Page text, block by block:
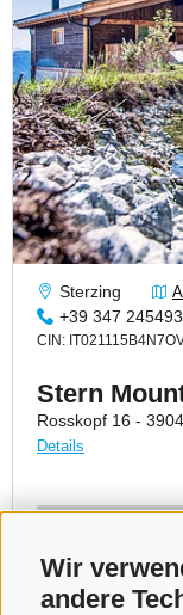
Wir
andere